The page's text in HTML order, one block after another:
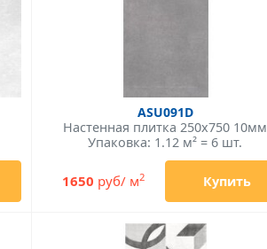
ASU091D
Настенная плитка 250x750 10мм
Упаковка: 1.12 м² = 6 шт.
1650 руб/ м2 Купить